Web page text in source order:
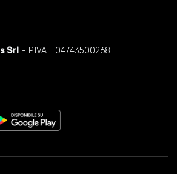
Srl - P.IVA IT04743500268